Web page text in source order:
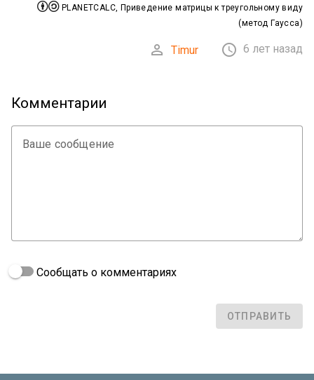
PLANETCALC, Приведение матрицы к треугольному виду
(метод Гаусса)
 Timur  6 лет назад
Комментарии
Ваше сообщение
Сообщать о комментариях
ОТПРАВИТЬ